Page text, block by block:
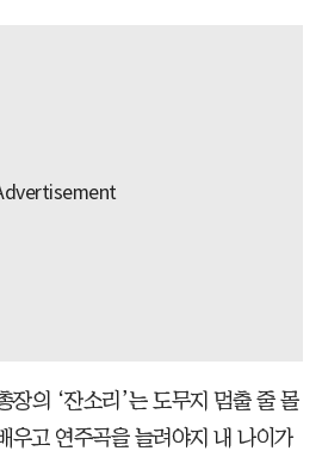
장의 ‘잔소리’는 도무지 멈출 줄 몰
우고 연주곡을 늘려야지 내 나이가